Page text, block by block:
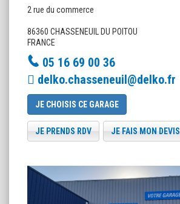
2 rue du commerce
86360 CHASSENEUIL DU POITOU
FRANCE
05 16 69 00 36
delko.chasseneuil@delko.fr
JE CHOISIS CE GARAGE
JE PRENDS RDV JE FAIS MON DEVIS